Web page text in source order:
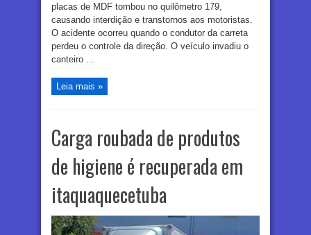
placas de MDF tombou no quilômetro 179,
causando interdição e transtornos aos motoristas.
O acidente ocorreu quando o condutor da carreta
perdeu o controle da direção. O veículo invadiu o
canteiro ...
Leia mais »
Carga roubada de produtos
de higiene é recuperada em
itaquaquecetuba